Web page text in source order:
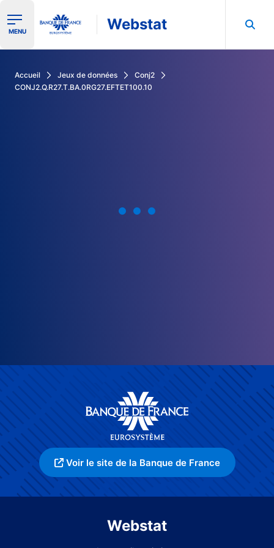
Ouvrir le menu de navigation
MENU Webstat
Accueil Jeux de données
Conj2
CONJ2.Q.R27.T.BA.0RG27.EFTET100.10
Voir le site de la Banque de France
Webstat